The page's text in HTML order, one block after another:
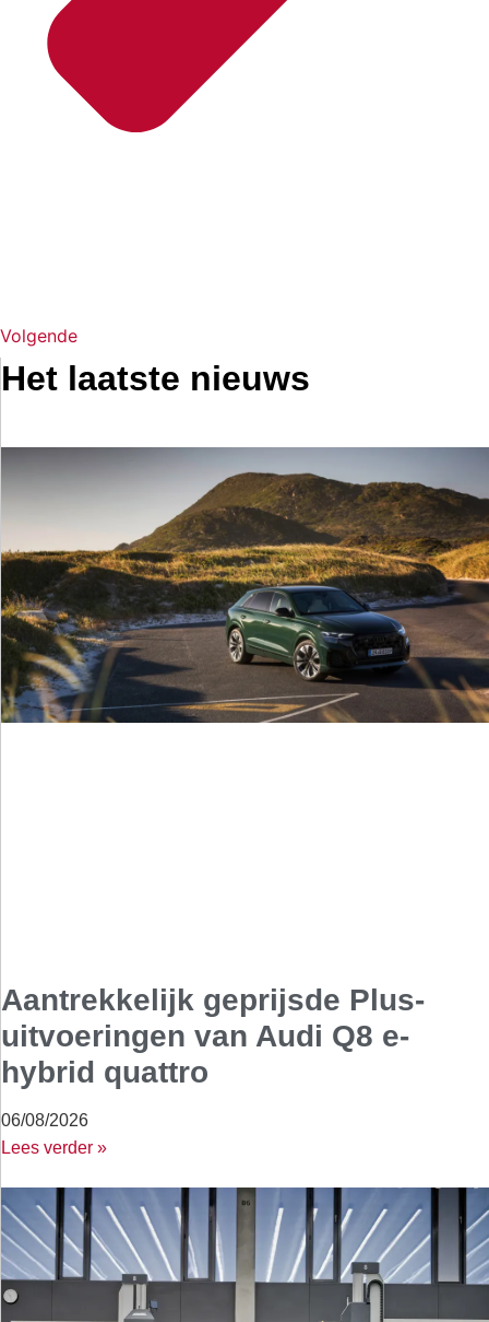
Volgende
Het laatste nieuws
Aantrekkelijk geprijsde Plus-
uitvoeringen van Audi Q8 e-
hybrid quattro
06/08/2026
Lees verder »